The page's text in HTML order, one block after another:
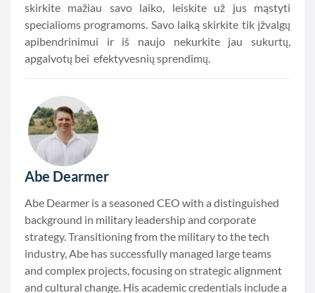
skirkite mažiau savo laiko, leiskite už jus mąstyti
specialioms programoms. Savo laiką skirkite tik įžvalgų
apibendrinimui ir iš naujo nekurkite jau sukurtų,
apgalvotų bei efektyvesnių sprendimų.
Abe Dearmer
Abe Dearmer is a seasoned CEO with a distinguished
background in military leadership and corporate
strategy. Transitioning from the military to the tech
industry, Abe has successfully managed large teams
and complex projects, focusing on strategic alignment
and cultural change. His academic credentials include a